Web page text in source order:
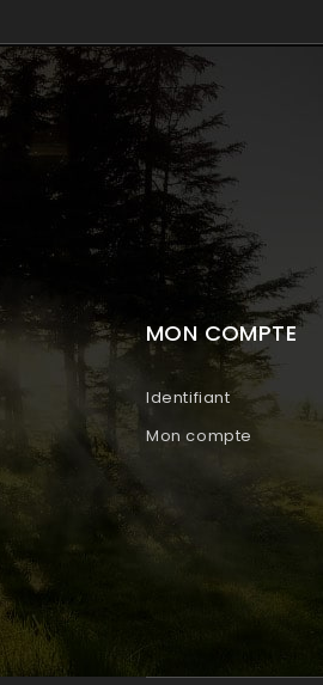
MON COMPTE
Identifiant
Mon compte